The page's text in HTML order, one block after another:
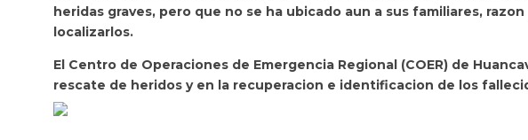
heridas graves, pero que no se ha ubicado aun a sus familiares,
localizarlos.
El Centro de Operaciones de Emergencia Regional (COER) de
rescate de heridos y en la recuperacion e identificacion de los